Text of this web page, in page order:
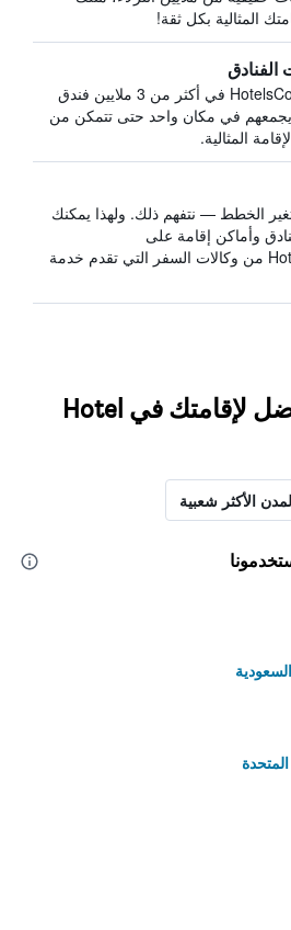
المثالية بكل ثقة!
يبحث HotelsCombined في أكثر من 3 ملايين فندق
في مكان واحد حتى تتمكن من
المثالية.
الخطط — نتفهم ذلك. ولهذا يمكنك
وأماكن إقامة على
HotelsCombined من وكالات السفر التي تقدم خدمة
اعثر على نتائج أفضل لإقامتك في Hotel
الأكثر شعبية